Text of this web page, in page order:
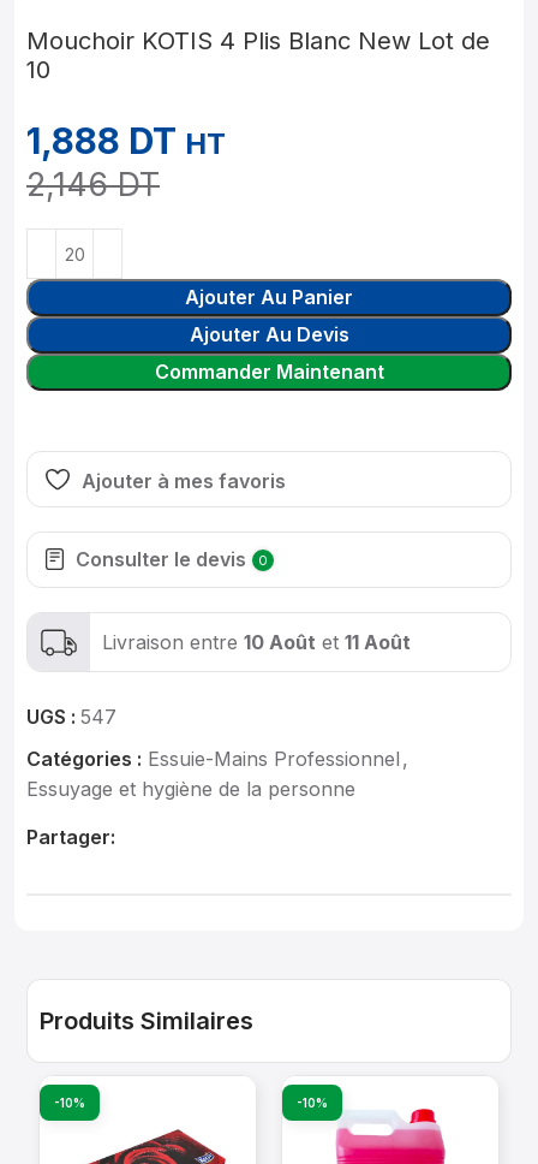
Mouchoir KOTIS 4 Plis Blanc New Lot de
10
1,888 DT HT
2,146DT
Ajouter Au Panier
Ajouter Au Devis
Commander Maintenant
Ajouter à mes favoris
Consulter le devis 0
Livraison entre 10 Août et 11 Août
UGS : 547
Catégories : Essuie-Mains Professionnel ,
Essuyage et hygiène de la personne
Partager:
Produits Similaires
-10% -10%